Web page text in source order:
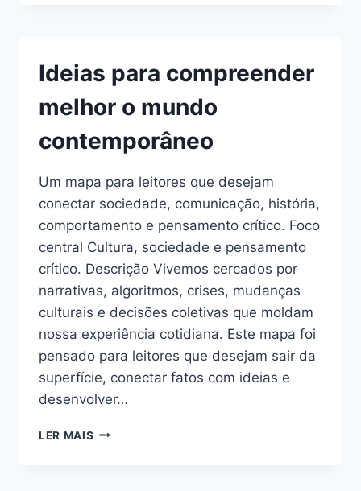
Ideias para compreender
melhor o mundo
contemporâneo
Um mapa para leitores que desejam
conectar sociedade, comunicação, história,
comportamento e pensamento crítico. Foco
central Cultura, sociedade e pensamento
crítico. Descrição Vivemos cercados por
narrativas, algoritmos, crises, mudanças
culturais e decisões coletivas que moldam
nossa experiência cotidiana. Este mapa foi
pensado para leitores que desejam sair da
superfície, conectar fatos com ideias e
desenvolver…
LER MAIS IDEIAS